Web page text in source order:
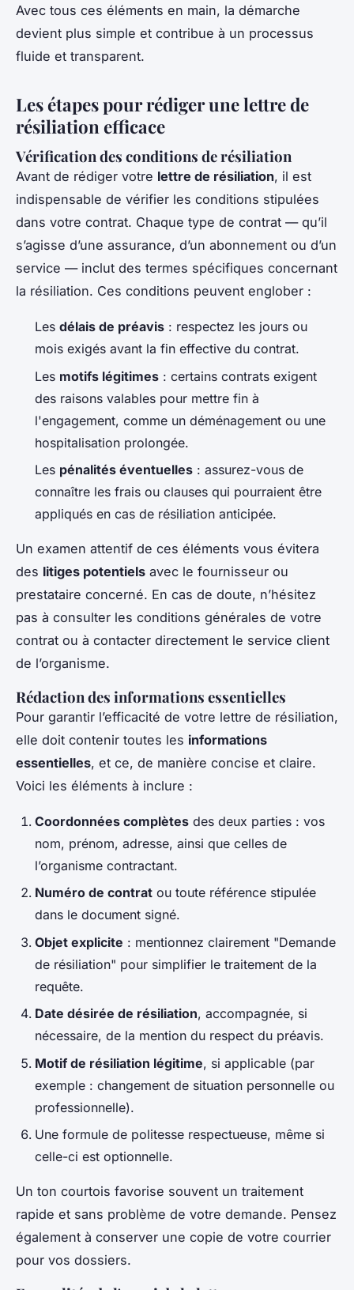
Avec tous ces éléments en main, la démarche
devient plus simple et contribue à un processus
fluide et transparent.
Les étapes pour rédiger une lettre de
résiliation efficace
Vérification des conditions de résiliation
Avant de rédiger votre lettre de résiliation, il est
indispensable de vérifier les conditions stipulées
dans votre contrat. Chaque type de contrat — qu’il
s’agisse d’une assurance, d’un abonnement ou d’un
service — inclut des termes spécifiques concernant
la résiliation. Ces conditions peuvent englober :
Les délais de préavis : respectez les jours ou
mois exigés avant la fin effective du contrat.
Les motifs légitimes : certains contrats exigent
des raisons valables pour mettre fin à
l'engagement, comme un déménagement ou une
hospitalisation prolongée.
Les pénalités éventuelles : assurez-vous de
connaître les frais ou clauses qui pourraient être
appliqués en cas de résiliation anticipée.
Un examen attentif de ces éléments vous évitera
des litiges potentiels avec le fournisseur ou
prestataire concerné. En cas de doute, n’hésitez
pas à consulter les conditions générales de votre
contrat ou à contacter directement le service client
de l’organisme.
Rédaction des informations essentielles
Pour garantir l’efficacité de votre lettre de résiliation,
elle doit contenir toutes les informations
essentielles, et ce, de manière concise et claire.
Voici les éléments à inclure :
Coordonnées complètes des deux parties : vos
nom, prénom, adresse, ainsi que celles de
l’organisme contractant.
Numéro de contrat ou toute référence stipulée
dans le document signé.
Objet explicite : mentionnez clairement "Demande
de résiliation" pour simplifier le traitement de la
requête.
Date désirée de résiliation, accompagnée, si
nécessaire, de la mention du respect du préavis.
Motif de résiliation légitime, si applicable (par
exemple : changement de situation personnelle ou
professionnelle).
Une formule de politesse respectueuse, même si
celle-ci est optionnelle.
Un ton courtois favorise souvent un traitement
rapide et sans problème de votre demande. Pensez
également à conserver une copie de votre courrier
pour vos dossiers.